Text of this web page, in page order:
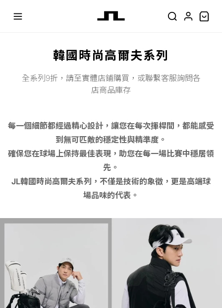
韓國時尚高爾夫系列
全系列9折，請至實體店鋪購買，或聯繫客服詢問各
店商品庫存
每一個細節都經過精心設計，讓您在每次揮桿間，都能感受
到無可匹敵的穩定性與精準度。
確保您在球場上保持最佳表現，助您在每一場比賽中穩居領
先。
JL韓國時尚高爾夫系列，不僅是技術的象徵，更是高端球
場品味的代表。